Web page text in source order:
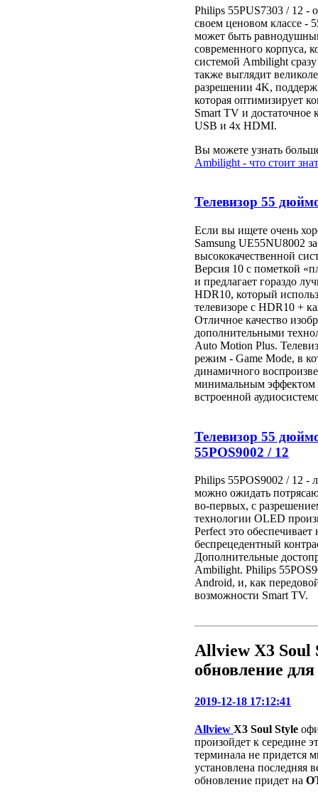
Philips 55PUS7303 / 12 -
своем ценовом классе -
может быть
современного корпуса,
системой Ambilight сразу
также выглядит
разрешении 4K,
которая оптимизирует
Smart TV и достаточное
USB и 4x HDMI.
Вы можете узнать
Ambilight - что стоит
Телевизор 55
Если вы ищете очень
Samsung UE55NU8002
высококачественной
Версия 10 с пометкой
и предлагает гораздо
HDR10, который
телевизоре с HDR10 +
Отличное качество
дополнительными
Auto Motion Plus.
режим - Game Mode, в
динамичного
минимальным эффектом
встроенной
Телевизор 55
55POS9002 / 12
Philips 55POS9002 / 12 -
можно ожидать
во-первых, с
технологии OLED
Perfect это
беспрецедентный
Дополнительные
Ambilight. Philips
Android, и, как
возможности Smart TV.
Allview X3 Soul
обновление
2019-12-18 17:12:41
Allview X3 Soul Style
произойдет к середине
терминала не придется
установлена ​​последняя
обновление придет на